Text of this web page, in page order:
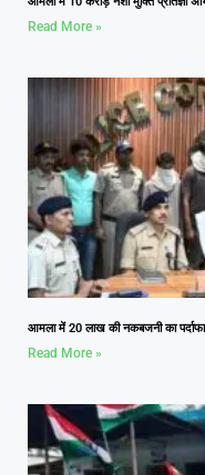
Read More »
आमला में 20 लाख की नकबजनी का
Read More »